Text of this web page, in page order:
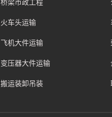
桥梁市政工程
火车头运输
飞机大件运输
变压器大件运输
搬运装卸吊装